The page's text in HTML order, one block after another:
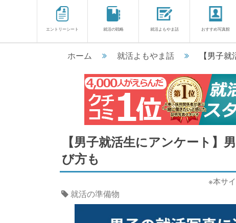
エントリーシート 就活の戦略 就活よもやま話 おすすめ写真館
ホーム 就活よもやま話 【男子
【男子就活生にアンケート】
び方も
※本サ
就活の準備物